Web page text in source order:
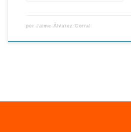
por Jaime Álvarez Corral